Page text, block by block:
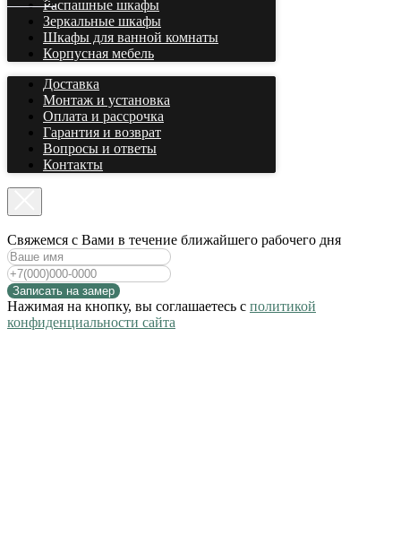
Распашные шкафы
Зеркальные шкафы
Шкафы для ванной комнаты
Корпусная мебель
Доставка
Монтаж и установка
Оплата и рассрочка
Гарантия и возврат
Вопросы и ответы
Контакты
Cвяжемся с Вами в течение ближайшего рабочего дня
Записать на замер
Нажимая на кнопку, вы соглашаетесь с политикой
конфиденциальности сайта